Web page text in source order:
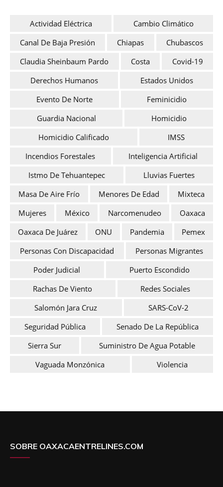
Actividad Eléctrica
Cambio Climático
Canal De Baja Presión
Chiapas
Chubascos
Claudia Sheinbaum Pardo
Costa
Covid-19
Derechos Humanos
Estados Unidos
Evento De Norte
Feminicidio
Guardia Nacional
Homicidio
Homicidio Calificado
IMSS
Incendios Forestales
Inteligencia Artificial
Istmo De Tehuantepec
Lluvias Fuertes
Masa De Aire Frío
Menores De Edad
Mixteca
Mujeres
México Narcomenudeo
Oaxaca
Oaxaca De Juárez
ONU Pandemia
Pemex
Personas Con Discapacidad
Personas Migrantes
Poder Judicial
Puerto Escondido
Rachas De Viento
Redes Sociales
Salomón Jara Cruz
SARS-CoV-2
Seguridad Pública
Senado De La República
Sierra Sur
Suministro De Agua Potable
Vaguada Monzónica
Violencia
SOBRE OAXACAENTRELINES.COM